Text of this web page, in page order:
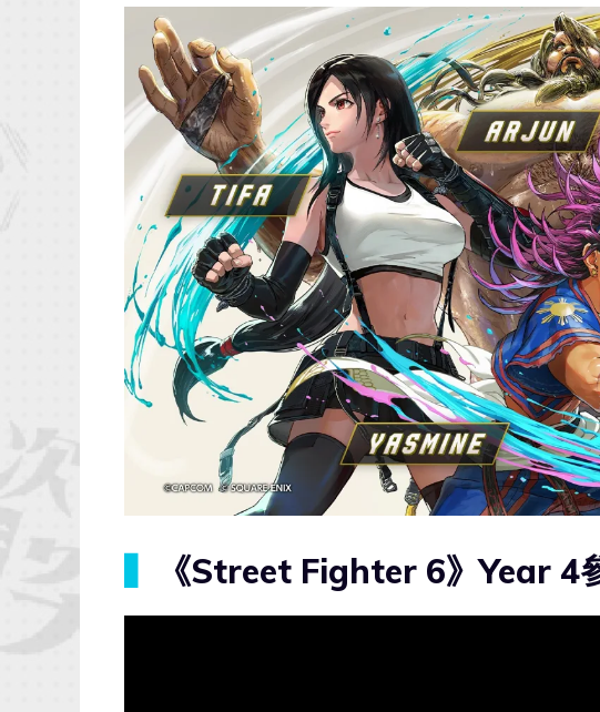
《Street Fighter 6》Year 4